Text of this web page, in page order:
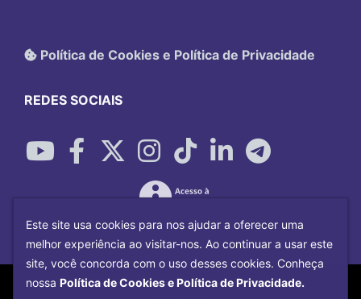
Política de Cookies e Política de Privacidade
REDES SOCIAIS
Copyright©2026Universidade Federal
Este site usa cookies para nos ajudar a oferecer uma
melhor experiência ao visitar-nos. Ao continuar a usar este
site, você concorda com o uso desses cookies. Conheça
nossa Política de Cookies e Política de Privacidade.